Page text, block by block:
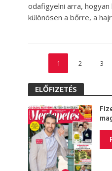
odafigyelni arra,
különösen a bőrre, a
1 2 3
ELŐFIZETÉS